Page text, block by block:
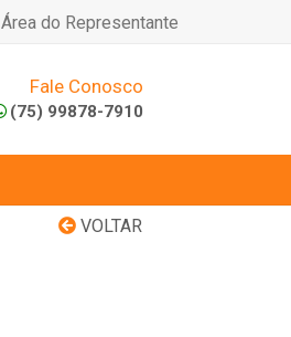
Área do Representante
Fale Conosco
(75) 99878-7910
VOLTAR